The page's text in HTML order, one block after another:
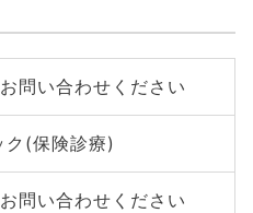
問い合わせください
ク(保険診療)
問い合わせください